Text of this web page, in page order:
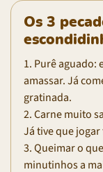
Os 3
1. Purê aguado:
amassar. Já
gratinada.
2. Carne muito
Já tive que
3. Queimar o
minutinhos a